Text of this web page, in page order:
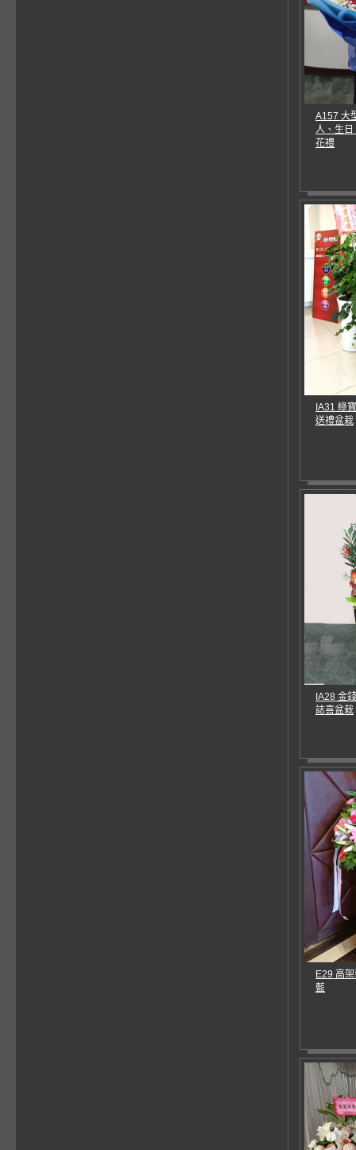
A157 大
人、生日
花禮
IA31 綠
送禮盆栽
IA28 金
誌喜盆栽
E29 高
藍